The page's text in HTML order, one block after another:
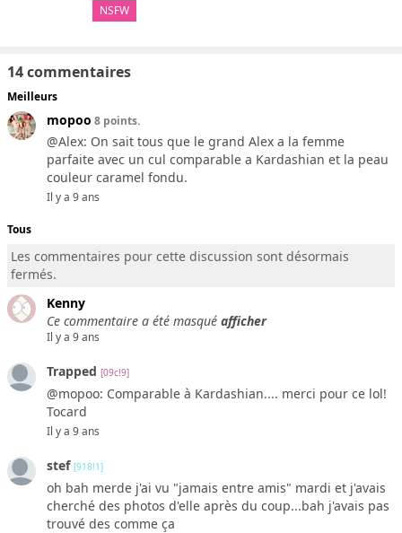
NSFW
14 commentaires
Meilleurs
mopoo 8 points.
@Alex: On sait tous que le grand Alex a la femme
parfaite avec un cul comparable a Kardashian et la peau
couleur caramel fondu.
Il y a 9 ans
Tous
Les commentaires pour cette discussion sont désormais
fermés.
Kenny
Ce commentaire a été masqué afficher
Il y a 9 ans
Trapped [09c!9]
@mopoo: Comparable à Kardashian.... merci pour ce lol!
Tocard
Il y a 9 ans
stef [918!1]
oh bah merde j'ai vu "jamais entre amis" mardi et j'avais
cherché des photos d'elle après du coup...bah j'avais pas
trouvé des comme ça